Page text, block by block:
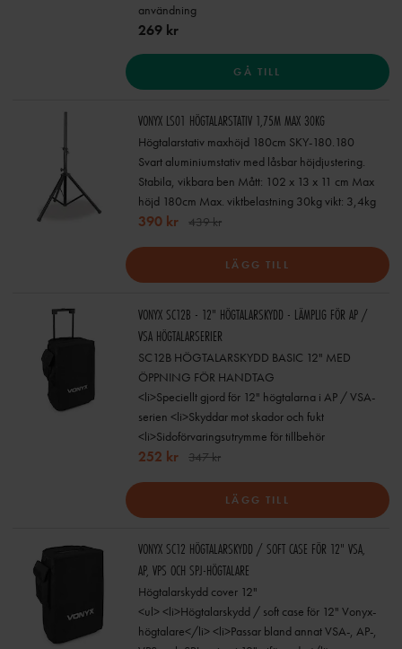
användning
269 kr
GÅ TILL
VONYX LS01 HÖGTALARSTATIV 1,75M MAX 30KG
Högtalarstativ maxhöjd 180cm SKY-180.180
Svart aluminiumstativ med låsbar höjdjustering.
Stabila, vikbara ben Mått: 102 x 13 x 11 cm Max
höjd 180cm Max. viktbelastning 30kg vikt: 3,4kg
390 kr 439 kr
LÄGG TILL
VONYX SC12B - 12" HÖGTALARSKYDD - LÄMPLIG FÖR AP /
VSA HÖGTALARSERIER
SC12B HÖGTALARSKYDD BASIC 12" MED
ÖPPNING FÖR HANDTAG
<li>Speciellt gjord för 12" högtalarna i AP / VSA-
serien <li>Skyddar mot skador och fukt
<li>Sidoförvaringsutrymme för tillbehör
252 kr 347 kr
LÄGG TILL
VONYX SC12 HÖGTALARSKYDD / SOFT CASE FÖR 12" VSA,
AP, VPS OCH SPJ-HÖGTALARE
Högtalarskydd cover 12"
<ul> <li>Högtalarskydd / soft case för 12" Vonyx-
högtalare</li> <li>Passar bland annat VSA-, AP-,